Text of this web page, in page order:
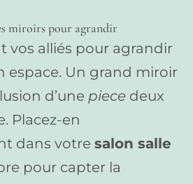
miroirs pour agrandir
vos alliés pour agrandir
espace. Un grand miroir
d’une piece deux
Placez-en
dans votre salon salle
pour capter la